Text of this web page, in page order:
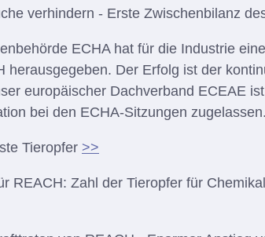
verhindern - Erste Zwischenbilanz
ECHA hat für die Industrie
herausgegeben. Der Erfolg ist der
europäischer Dachverband ECEAE
bei den ECHA-Sitzungen zugelassen.
Tieropfer >>
REACH: Zahl der Tieropfer für